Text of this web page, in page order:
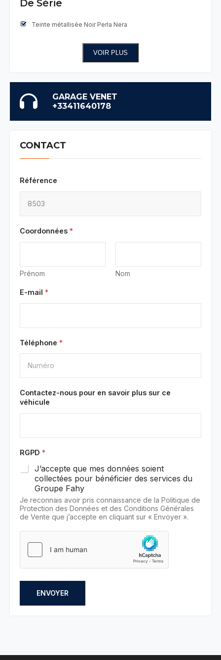
De Série
Teinte métallisée Noir Perla Nera
VOIR PLUS
GARAGE VENET
+33411640178
CONTACT
Référence
Coordonnées *
Prénom Nom
E-mail *
Téléphone *
Contactez-nous pour en savoir plus sur ce
véhicule
RGPD *
J’accepte que mes données soient
collectées pour bénéficier des services du
Groupe Fahy
Je reconnais avoir pris connaissance de la Politique de
Protection des Données et des Conditions Générales
de Vente que j’accepte en cliquant sur « Envoyer ».
ENVOYER